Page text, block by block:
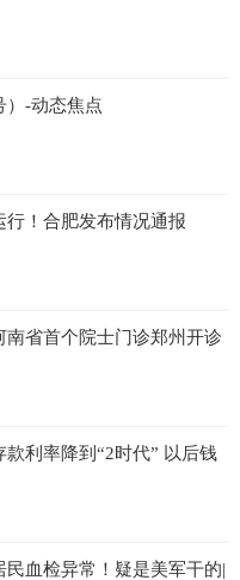
）-动态焦点
行！合肥发布情况通报
省首个院士门诊郑州开诊
利率降到“2时代” 以后钱
民血检异常！疑是美军干的|